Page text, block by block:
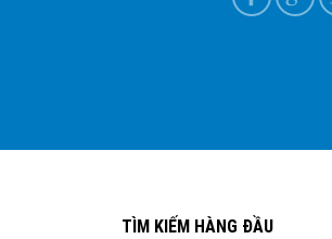
TÌM KIẾM HÀNG ĐẦU